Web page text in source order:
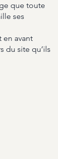
que toute
ses
en avant
du site qu’ils